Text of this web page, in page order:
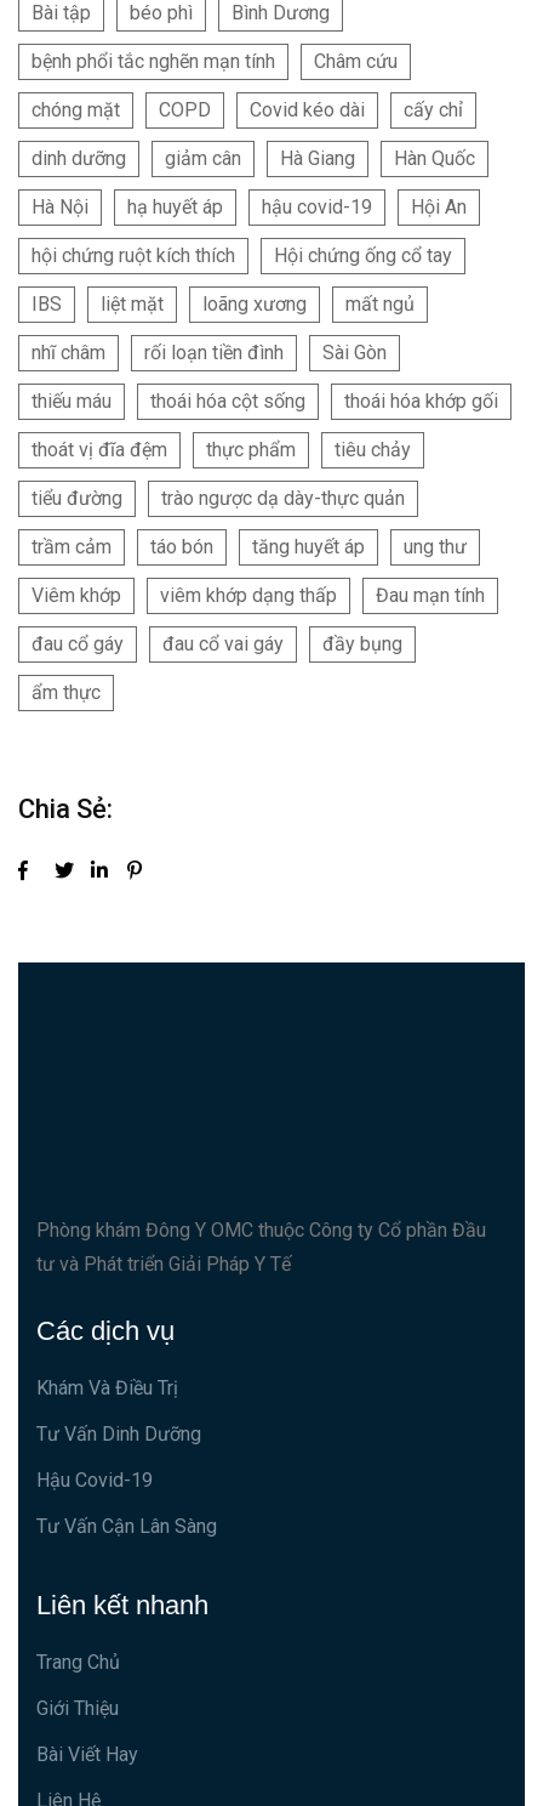
Bài tập béo phì Bình Dương
bệnh phổi tắc nghẽn mạn tính Châm cứu
chóng mặt COPD Covid kéo dài cấy chỉ
dinh dưỡng giảm cân Hà Giang Hàn Quốc
Hà Nội hạ huyết áp hậu covid-19 Hội An
hội chứng ruột kích thích Hội chứng ống cổ tay
IBS liệt mặt loãng xương mất ngủ
nhĩ châm rối loạn tiền đình Sài Gòn
thiếu máu thoái hóa cột sống thoái hóa khớp gối
thoát vị đĩa đệm thực phẩm tiêu chảy
tiểu đường trào ngược dạ dày-thực quản
trầm cảm táo bón tăng huyết áp ung thư
Viêm khớp viêm khớp dạng thấp Đau mạn tính
đau cổ gáy đau cổ vai gáy đầy bụng
ẩm thực
Chia Sẻ:
Phòng khám Đông Y OMC thuộc Công ty Cổ phần Đầu
tư và Phát triển Giải Pháp Y Tế
Các dịch vụ
Khám Và Điều Trị
Tư Vấn Dinh Dưỡng
Hậu Covid-19
Tư Vấn Cận Lân Sàng
Liên kết nhanh
Trang Chủ
Giới Thiệu
Bài Viết Hay
Liên Hệ